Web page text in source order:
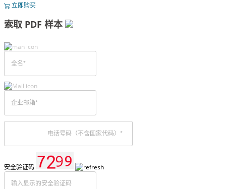
立即购买
索取 PDF 样本
安全验证码